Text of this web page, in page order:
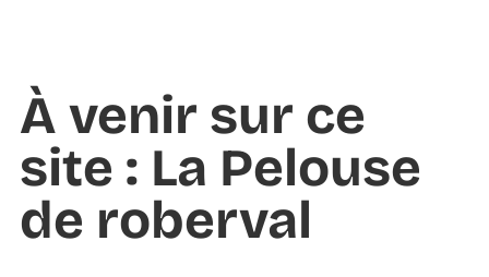
À venir sur ce
site : La Pelouse
de roberval